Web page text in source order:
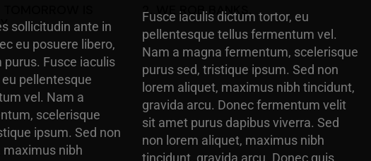
sollicitudin ante in
eu posuere libero,
Fusce iaculis
pellentesque
vel. Nam a
scelerisque
ipsum. Sed non
maximus nibh
2. WE ROB BANKS.
Fusce iaculis dictum tortor, eu
pellentesque tellus fermentum vel.
Nam a magna fermentum, scelerisque
purus sed, tristique ipsum. Sed non
lorem aliquet, maximus nibh tincidunt,
gravida arcu. Donec fermentum velit
sit amet purus dapibus viverra. Sed
non lorem aliquet, maximus nibh
tincidunt, gravida arcu. Donec quis